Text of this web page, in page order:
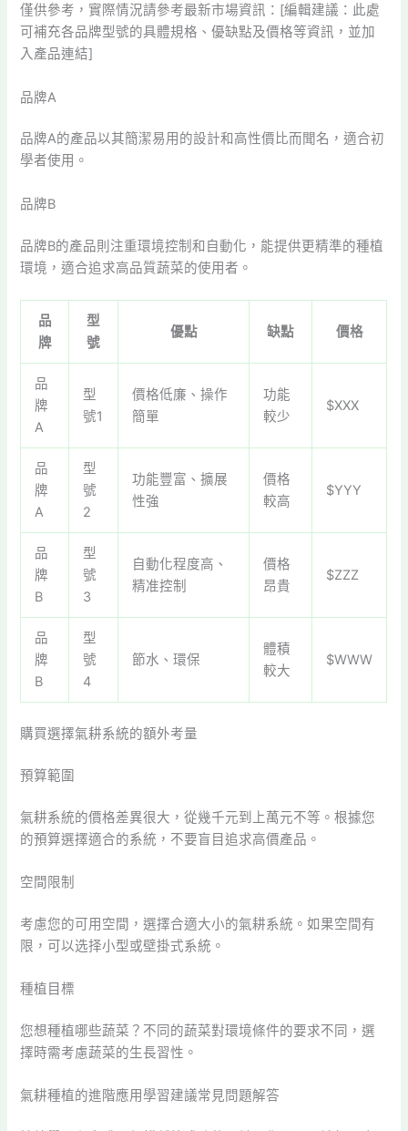
僅供參考，實際情況請參考最新市場資訊：[編輯建議：此處
可補充各品牌型號的具體規格、優缺點及價格等資訊，並加
入產品連結]
品牌A
品牌A的產品以其簡潔易用的設計和高性價比而聞名，適合初
學者使用。
品牌B
品牌B的產品則注重環境控制和自動化，能提供更精準的種植
環境，適合追求高品質蔬菜的使用者。
品
牌
型
號
優點 缺點 價格
品
牌
A
型
號1
價格低廉、操作
簡單
功能
較少
$XXX
品
牌
A
型
號
2
功能豐富、擴展
性強
價格
較高
$YYY
品
牌
B
型
號
3
自動化程度高、
精准控制
價格
昂貴
$ZZZ
品
牌
B
型
號
4
節水、環保
體積
較大
$WWW
購買選擇氣耕系統的額外考量
預算範圍
氣耕系統的價格差異很大，從幾千元到上萬元不等。根據您
的預算選擇適合的系統，不要盲目追求高價產品。
空間限制
考慮您的可用空間，選擇合適大小的氣耕系統。如果空間有
限，可以选择小型或壁掛式系統。
種植目標
您想種植哪些蔬菜？不同的蔬菜對環境條件的要求不同，選
擇時需考慮蔬菜的生長習性。
氣耕種植的進階應用學習建議常見問題解答